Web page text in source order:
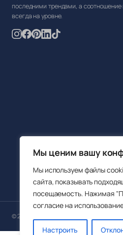
Мы ценим вашу
Мы используем файлы
сайта, показывать
посещаемость. Нажимая
согласие на
Настроить
последними трендами, а соотношение
всегда на уровне.
© 2026 Sokisahtel OÜ. Все права